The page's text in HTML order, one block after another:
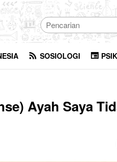
SOSIOLOGI
Ayah Saya